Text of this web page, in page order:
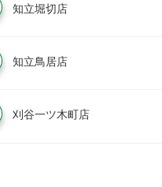
知立堀切店
知立鳥居店
刈谷一ツ木町店